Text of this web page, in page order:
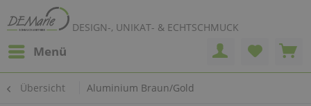
DESIGN-, UNIKAT- & ECHTSCHMUCK
Menü
Übersicht Aluminium Braun/Gold